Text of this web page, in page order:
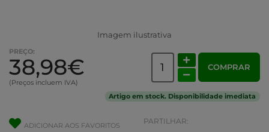
Imagem ilustrativa
PREÇO:
38,98€
(Preços incluem IVA)
COMPRAR
Artigo em stock. Disponibilidade imediata
ADICIONAR AOS FAVORITOS PARTILHAR: